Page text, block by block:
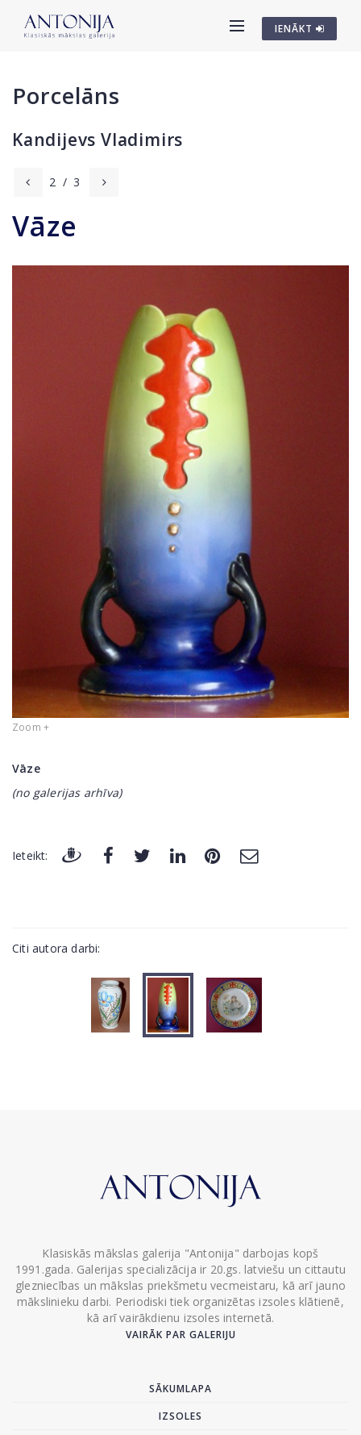
IENĀKT
Porcelāns
Kandijevs Vladimirs
2 / 3
Vāze
Zoom +
Vāze
(no galerijas arhīva)
Ieteikt:
Citi autora darbi:
Klasiskās mākslas galerija "Antonija" darbojas kopš
1991.gada. Galerijas specializācija ir 20.gs. latviešu un cittautu
glezniecības un mākslas priekšmetu vecmeistaru, kā arī jauno
mākslinieku darbi. Periodiski tiek organizētas izsoles klātienē,
kā arī vairākdienu izsoles internetā.
VAIRĀK PAR GALERIJU
SĀKUMLAPA
IZSOLES